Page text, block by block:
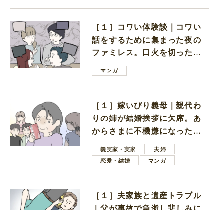
［１］コワい体験談｜コワい
話をするために集まった夜の
ファミレス。口火を切ったの
は電車好きの男の子ママ
マンガ
［１］嫁いびり義母｜親代わ
りの姉が結婚挨拶に欠席。あ
からさまに不機嫌になった義
母義実家・実家
夫婦
恋愛・結婚
マンガ
［１］夫家族と遺産トラブル
｜父が事故で急逝し悲しみに